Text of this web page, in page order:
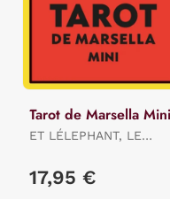
Tarot de Marsella Mini
ET LÉLEPHANT, LE
LE LOTUS / ET
LÉLEPHANT, LE LOTUS
17,95 €